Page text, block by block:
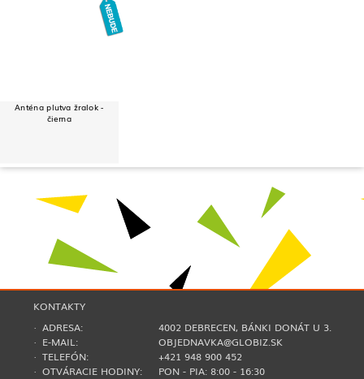
Anténa plutva žralok -
čierna
KONTAKTY
· ADRESA:
4002 DEBRECEN, BÁNKI DONÁT U 3.
· E-MAIL:
OBJEDNAVKA@GLOBIZ.SK
· TELEFÓN:
+421 948 900 452
· OTVÁRACIE HODINY:
PON - PIA: 8:00 - 16:30